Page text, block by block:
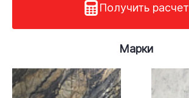
Получить расчет
Марки